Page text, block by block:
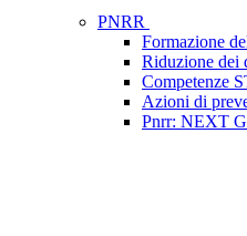
PNRR
Formazione
Riduzione dei
Competenze
Azioni di
Pnrr: NEXT